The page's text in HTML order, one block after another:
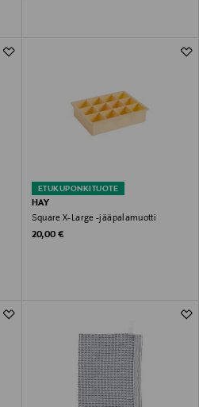
ETUKUPONKITUOTE
HAY
Square X-Large -jääpalamuotti
Original Price
20,00 €